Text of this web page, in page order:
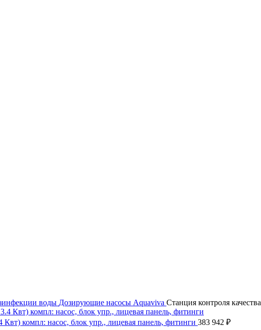
воды Дозирующие насосы Aquaviva Станция контроля
компл: насос, блок упр., лицевая панель, фитинги 383 942 ₽